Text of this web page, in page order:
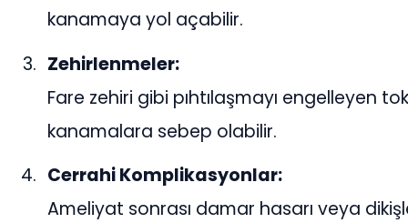
kanamaya yol açabilir.
Zehirlenmeler:
Fare zehiri gibi pıhtılaşmayı engelleyen
kanamalara sebep olabilir.
Cerrahi Komplikasyonlar:
Ameliyat sonrası damar hasarı veya